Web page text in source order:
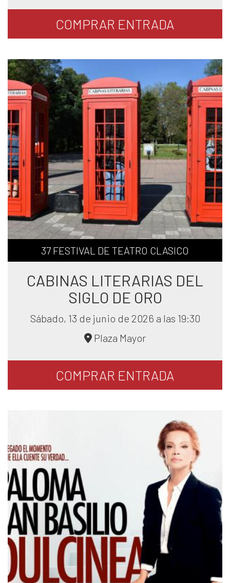
COMPRAR ENTRADA
37 FESTIVAL DE TEATRO CLASICO
CABINAS LITERARIAS DEL
SIGLO DE ORO
Sábado, 13 de junio de 2026 a las 19:30
Plaza Mayor
COMPRAR ENTRADA